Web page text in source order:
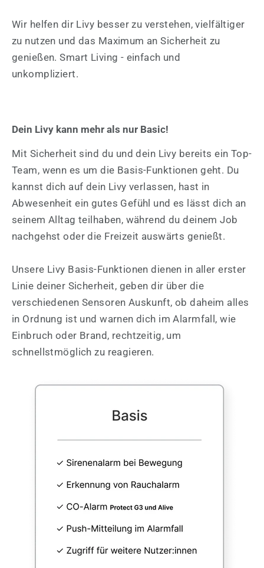
Wir helfen dir Livy besser zu verstehen, vielfältiger
zu nutzen und das Maximum an Sicherheit zu
genießen. Smart Living - einfach und
unkompliziert.
Dein Livy kann mehr als nur Basic!
Mit Sicherheit sind du und dein Livy bereits ein Top-
Team, wenn es um die Basis-Funktionen geht. Du
kannst dich auf dein Livy verlassen, hast in
Abwesenheit ein gutes Gefühl und es lässt dich an
seinem Alltag teilhaben, während du deinem Job
nachgehst oder die Freizeit auswärts genießt.
Unsere Livy Basis-Funktionen dienen in aller erster
Linie deiner Sicherheit, geben dir über die
verschiedenen Sensoren Auskunft, ob daheim alles
in Ordnung ist und warnen dich im Alarmfall, wie
Einbruch oder Brand, rechtzeitig, um
schnellstmöglich zu reagieren.